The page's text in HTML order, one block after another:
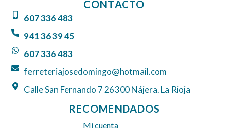
b
a
CONTACTO
607 336 483
941 36 39 45
607 336 483
ferreteriajosedomingo@hotmail.com
Calle San Fernando 7 26300 Nájera. La Rioja
RECOMENDADOS
Mi cuenta